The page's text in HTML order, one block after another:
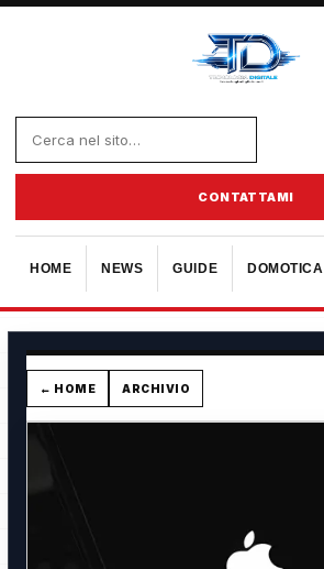
CONTATTAMI
HOME NEWS GUIDE DOMOTICA
← HOME ARCHIVIO